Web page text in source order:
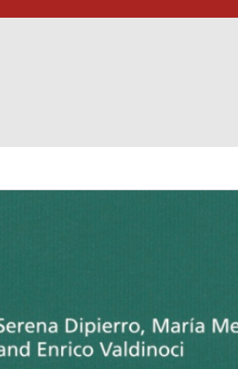
Catalogo di Scienze